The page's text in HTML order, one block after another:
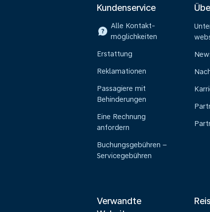
Kundenservice
Alle Kontakt-
möglichkeiten
Erstattung
Reklamationen
Passagiere mit
Behinderungen
Eine Rechnung
anfordern
Buchungsgebühren –
Servicegebühren
Verwandte